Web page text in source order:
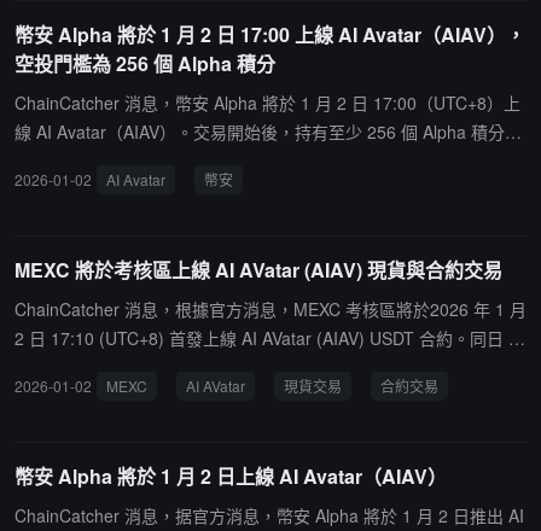
幣安 Alpha 將於 1 月 2 日 17:00 上線 AI Avatar（AIAV），
空投門檻為 256 個 Alpha 積分
ChainCatcher 消息，幣安 Alpha 將於 1 月 2 日 17:00（UTC+8）上
線 AI Avatar（AIAV）。交易開始後，持有至少 256 個 Alpha 積分的
數門檻將每五分鐘自動降低 5 分。申領空投將消耗 15 個幣安 Alpha
2026-01-02 AI Avatar 幣安
MEXC 將於考核區上線 AI AVatar (AIAV) 現貨與合約交易
ChainCatcher 消息，根據官方消息，MEXC 考核區將於2026 年 1 月
2 日 17:10 (UTC+8) 首發上線 AI AVatar (AIAV) USDT 合約。同日 1
2026-01-02 MEXC AI AVatar 現貨交易 合約交易
幣安 Alpha 將於 1 月 2 日上線 AI Avatar（AIAV）
ChainCatcher 消息，据官方消息，幣安 Alpha 將於 1 月 2 日推出 AI